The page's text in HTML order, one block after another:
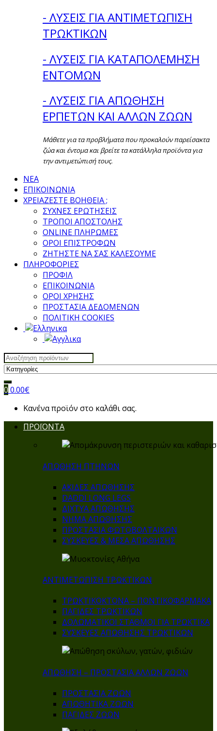
- ΛΥΣΕΙΣ ΓΙΑ ΑΝΤΙΜΕΤΩΠΙΣΗ
ΤΡΩΚΤΙΚΩΝ
- ΛΥΣΕΙΣ ΓΙΑ ΚΑΤΑΠΟΛΕΜΗΣΗ
ΕΝΤΟΜΩΝ
- ΛΥΣΕΙΣ ΓΙΑ ΑΠΩΘΗΣΗ
ΕΡΠΕΤΩΝ ΚΑΙ ΑΛΛΩΝ ΖΩΩΝ
Μάθετε για τα προβλήματα που προκαλούν παρείσακτα
ζώα και έντομα και βρείτε τα κατάλληλα προϊόντα για
την αντιμετώπισή τους.
ΝΕΑ
ΕΠΙΚΟΙΝΩΝΙΑ
ΧΡΕΙΑΖΕΣΤΕ ΒΟΗΘΕΙΑ ;
ΣΥΧΝΕΣ ΕΡΩΤΗΣΕΙΣ
ΤΡΟΠΟΙ ΑΠΟΣΤΟΛΗΣ
ONLINE ΠΛΗΡΩΜΕΣ
ΟΡΟΙ ΕΠΙΣΤΡΟΦΩΝ
ΖΗΤΗΣΤΕ ΝΑ ΣΑΣ ΚΑΛΕΣΟΥΜΕ
ΠΛΗΡΟΦΟΡΙΕΣ
ΠΡΟΦΙΛ
ΕΠΙΚΟΙΝΩΝΙΑ
ΟΡΟΙ ΧΡΗΣΗΣ
ΠΡΟΣΤΑΣΙΑ ΔΕΔΟΜΕΝΩΝ
ΠΟΛΙΤΙΚΗ COOKIES
Search
for:
0 0.00€
Κανένα προϊόν στο καλάθι σας.
ΠΡΟΪΟΝΤΑ
ΑΠΩΘΗΣΗ ΠΤΗΝΩΝ
ΑΚΙΔΕΣ ΑΠΩΘΗΣΗΣ
DADDI LONG LEGS
ΔΙΧΤΥΑ ΑΠΩΘΗΣΗΣ
ΝΗΜΑ ΑΠΩΘΗΣΗΣ
ΠΡΟΣΤΑΣΙΑ ΦΩΤΟΒΟΛΤΑΙΚΩΝ
ΣΥΣΚΕΥΕΣ & ΜΕΣΑ ΑΠΩΘΗΣΗΣ
ΑΝΤΙΜΕΤΩΠΙΣΗ ΤΡΩΚΤΙΚΩΝ
ΤΡΩΚΤΙΚΟΚΤΟΝΑ – ΠΟΝΤΙΚΟΦΑΡΜΑΚA
ΠΑΓΙΔΕΣ ΤΡΩΚΤΙΚΩΝ
ΔΟΛΩΜΑΤΙΚΟΙ ΣΤΑΘΜΟΙ ΓΙΑ ΤΡΩΚΤΙΚΑ
ΣΥΣΚΕΥΕΣ ΑΠΩΘΗΣΗΣ ΤΡΩΚΤΙΚΩΝ
ΑΠΩΘΗΣΗ – ΠΡΟΣΤΑΣΙΑ ΑΛΛΩΝ ΖΩΩΝ
ΠΡΟΣΤΑΣΙΑ ΖΩΩΝ
ΑΠΩΘΗΤΙΚΑ ΖΩΩΝ
ΠΑΓΙΔΕΣ ΖΩΩΝ